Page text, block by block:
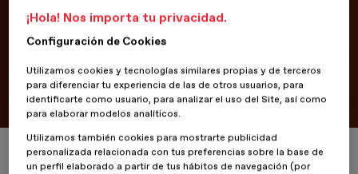
Portfolio
Lava Circular
Inicio ESDESIGNERS Lava Circular
¡Hola! Nos importa tu privacidad.
Configuración de Cookies
Utilizamos cookies y tecnologías similares propias y de terceros
para diferenciar tu experiencia de las de otros usuarios, para
identificarte como usuario, para analizar el uso del Site, así como
para elaborar modelos analíticos.
Utilizamos también cookies para mostrarte publicidad
personalizada relacionada con tus preferencias sobre la base de
un perfil elaborado a partir de tus hábitos de navegación (por